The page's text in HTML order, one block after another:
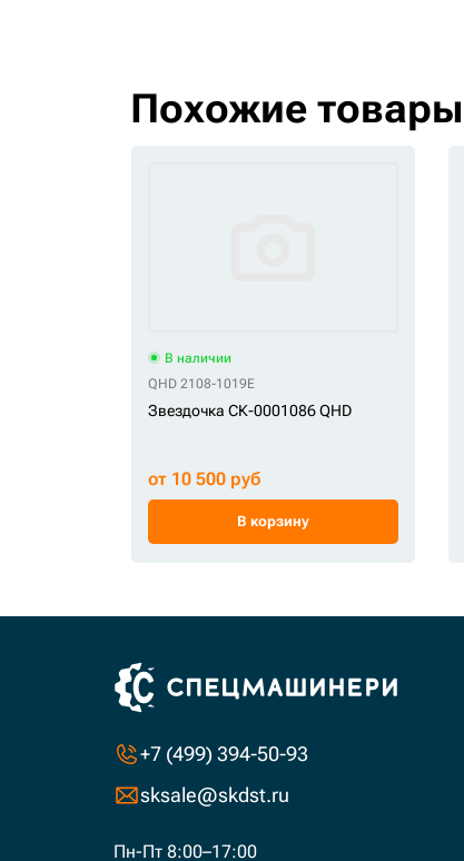
Похожие товары
В наличии
QHD 2108-1019E
Звездочка СК-0001086 QHD
от 10 500 руб
В корзину
+7 (499) 394-50-93
sksale@skdst.ru
Пн-Пт 8:00–17:00